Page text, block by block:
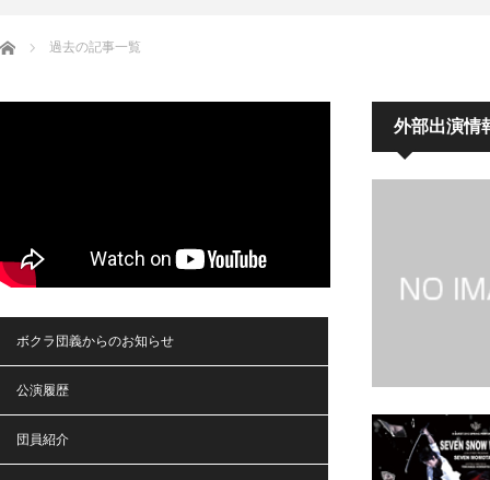
ホーム 過去の記事一覧
外部出演情
ボクラ団義からのお知らせ
公演履歴
団員紹介